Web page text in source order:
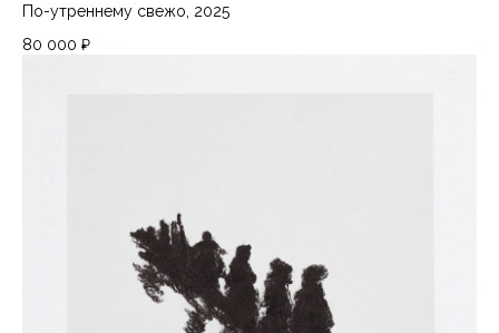
По-утреннему свежо, 2025
80 000 ₽